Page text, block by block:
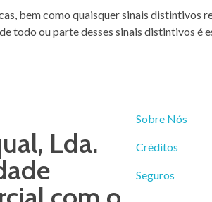
bem como quaisquer sinais
todo ou parte desses sinais distintivos
Lda.
Sobre Nós
Créditos
Seguros